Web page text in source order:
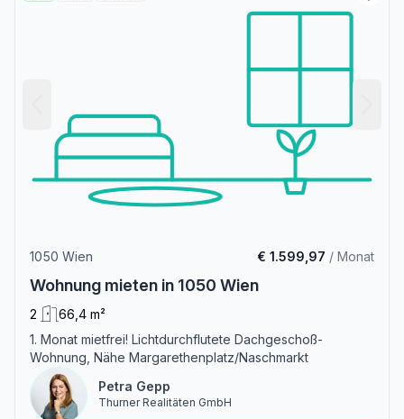
1050 Wien € 1.599,97 / Monat
Wohnung mieten in 1050 Wien
2
66,4 m²
1. Monat mietfrei! Lichtdurchflutete Dachgeschoß-
Wohnung, Nähe Margarethenplatz/Naschmarkt
Petra Gepp
Thurner Realitäten GmbH